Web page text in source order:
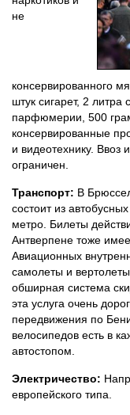
не
консервированного
штук сигарет, 2
парфюмерии, 500
консервированные
и видеотехнику.
ограничен.
Транспорт: В
состоит из
метро. Билеты
Антверпене тоже
Авиационных
самолеты и
обширная система
эта услуга очень
передвижения по
велосипедов есть в
автостопом.
Электричество:
европейского типа.